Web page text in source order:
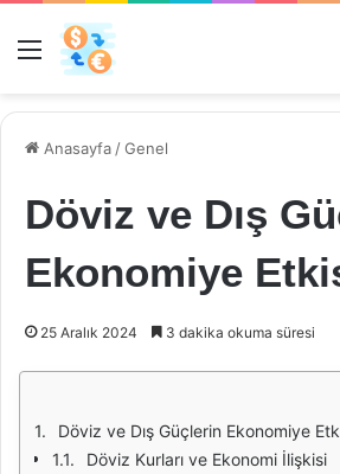
Menü
Anasayfa /Genel
Döviz ve Dış
Ekonomiye
25 Aralık 2024 3 dakika okuma süresi
Döviz ve Dış Güçlerin Ekonomiye
Döviz Kurları ve Ekonomi İlişkisi